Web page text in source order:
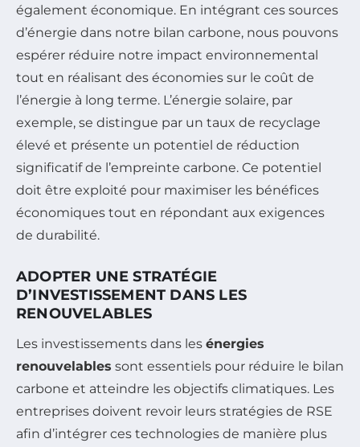
également économique. En intégrant ces sources
d’énergie dans notre bilan carbone, nous pouvons
espérer réduire notre impact environnemental
tout en réalisant des économies sur le coût de
l’énergie à long terme. L’énergie solaire, par
exemple, se distingue par un taux de recyclage
élevé et présente un potentiel de réduction
significatif de l’empreinte carbone. Ce potentiel
doit être exploité pour maximiser les bénéfices
économiques tout en répondant aux exigences
de durabilité.
ADOPTER UNE STRATÉGIE
D’INVESTISSEMENT DANS LES
RENOUVELABLES
Les investissements dans les énergies
renouvelables sont essentiels pour réduire le bilan
carbone et atteindre les objectifs climatiques. Les
entreprises doivent revoir leurs stratégies de RSE
afin d’intégrer ces technologies de manière plus